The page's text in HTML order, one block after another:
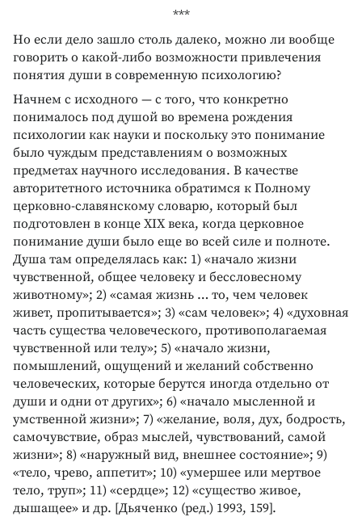
***
Но если дело зашло столь далеко, можно ли вообще
говорить о какой-либо возможности привлечения
понятия души в современную психологию?
Начнем с исходного — с того, что конкретно
понималось под душой во времена рождения
психологии как науки и поскольку это понимание
было чуждым представлениям о возможных
предметах научного исследования. В качестве
авторитетного источника обратимся к Полному
церковно-славянскому словарю, который был
подготовлен в конце XIX века, когда церковное
понимание души было еще во всей силе и полноте.
Душа там определялась как: 1) «начало жизни
чувственной, общее человеку и бессловесному
животному»; 2) «самая жизнь … то, чем человек
живет, пропитывается»; 3) «сам человек»; 4) «духовная
часть существа человеческого, противополагаемая
чувственной или телу»; 5) «начало жизни,
помышлений, ощущений и желаний собственно
человеческих, которые берутся иногда отдельно от
души и одни от других»; 6) «начало мысленной и
умственной жизни»; 7) «желание, воля, дух, бодрость,
самочувствие, образ мыслей, чувствований, самой
жизни»; 8) «наружный вид, внешнее состояние»; 9)
«тело, чрево, аппетит»; 10) «умершее или мертвое
тело, труп»; 11) «сердце»; 12) «существо живое,
дышащее» и др. [Дьяченко (ред.) 1993, 159].